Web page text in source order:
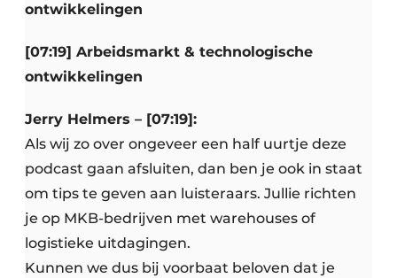
ontwikkelingen
[07:19] Arbeidsmarkt & technologische
ontwikkelingen
Jerry Helmers – [07:19]:
Als wij zo over ongeveer een half uurtje deze
podcast gaan afsluiten, dan ben je ook in staat
om tips te geven aan luisteraars. Jullie richten
je op MKB-bedrijven met warehouses of
logistieke uitdagingen.
Kunnen we dus bij voorbaat beloven dat je